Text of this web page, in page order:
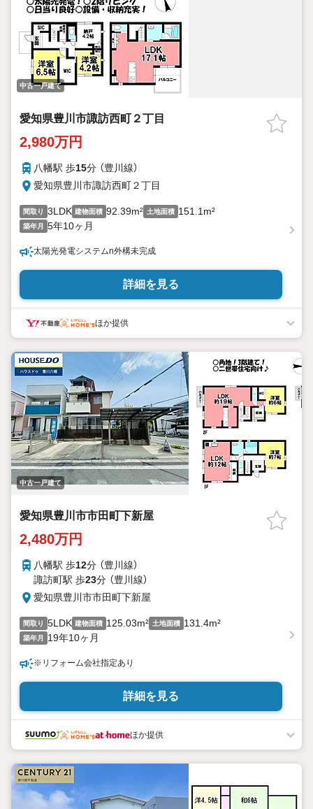
中古一戸建て
愛知県豊川市諏訪西町２丁目
2,980万円
八幡駅 歩15分 （豊川線）
愛知県豊川市諏訪西町２丁目
間取り 3LDK 建物面積 92.39m² 土地面積 151.1m²
築年月 5年10ヶ月
太陽光発電システムn外構未完成
詳細を見る
ほか提供
中古一戸建て
愛知県豊川市市田町下新屋
2,480万円
八幡駅 歩12分 （豊川線）
諏訪町駅 歩23分 （豊川線）
愛知県豊川市市田町下新屋
間取り 5LDK 建物面積 125.03m² 土地面積 131.4m²
築年月 19年10ヶ月
※リフォーム会社指定あり
詳細を見る
ほか提供